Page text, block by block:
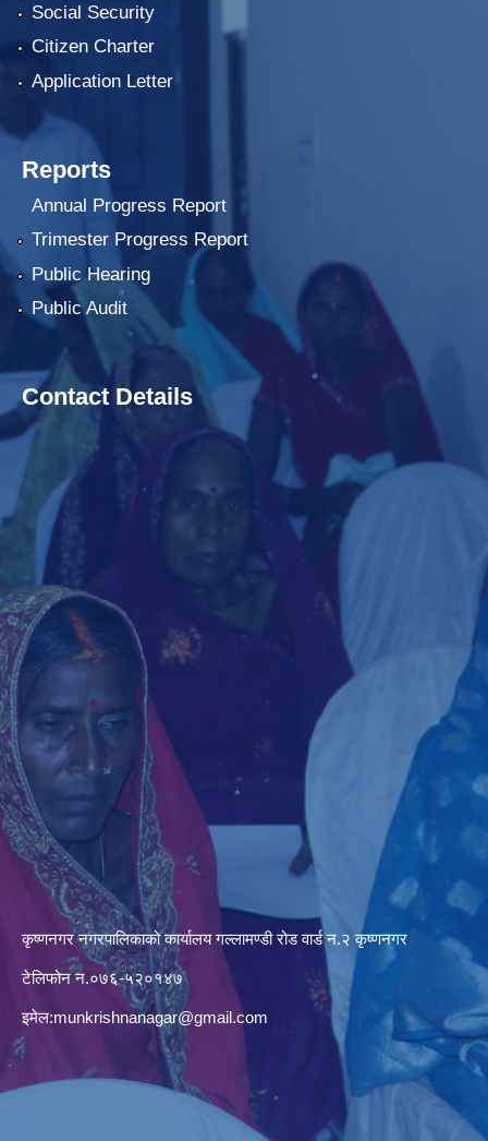
Social Security
Citizen Charter
Application Letter
Reports
Annual Progress Report
Trimester Progress Report
Public Hearing
Public Audit
Contact Details
कृष्णनगर नगरपालिकाको कार्यालय गल्लामण्डी रोड वार्ड न.२ कृष्णनगर
टेलिफोन न.०७६-५२०१४७
इमेल:munkrishnanagar@gmail.com